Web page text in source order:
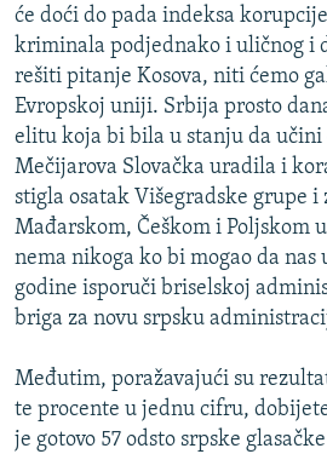
će doći do pada indeksa
kriminala podjednako i uličnog i
rešiti pitanje Kosova, niti ćemo
Evropskoj uniji. Srbija prosto
elitu koja bi bila u stanju da učini
Mečijarova Slovačka uradila i
stigla osatak Višegradske grupe i
Mađarskom, Češkom i Poljskom
nema nikoga ko bi mogao da
godine isporuči briselskoj
briga za novu srpsku
Međutim, poražavajući su
te procente u jednu cifru,
je gotovo 57 odsto srpske